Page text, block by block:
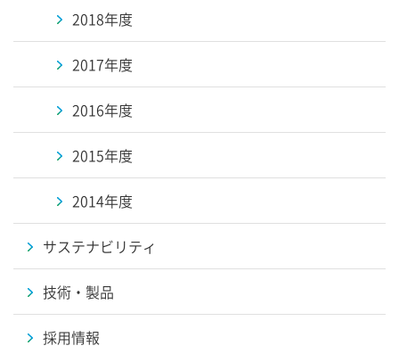
2018年度
2017年度
2016年度
2015年度
2014年度
サステナビリティ
技術・製品
採用情報